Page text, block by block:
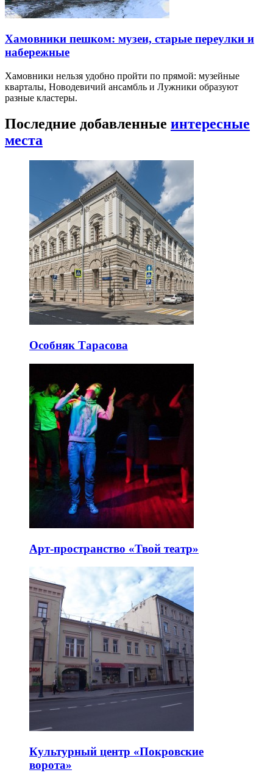
Хамовники пешком: музеи, старые переулки и
набережные
Хамовники нельзя удобно пройти по прямой: музейные
кварталы, Новодевичий ансамбль и Лужники образуют
разные кластеры.
Последние добавленные интересные
места
Особняк Тарасова
Арт-пространство «Твой театр»
Культурный центр «Покровские
ворота»